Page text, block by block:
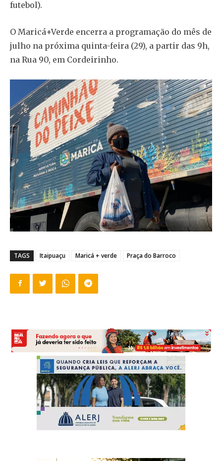
futebol).
O Maricá+Verde encerra a programação do mês de
julho na próxima quinta-feira (29), a partir das 9h,
na Rua 90, em Cordeirinho.
TAGS Itaipuaçu Maricá + verde Praça do Barroco